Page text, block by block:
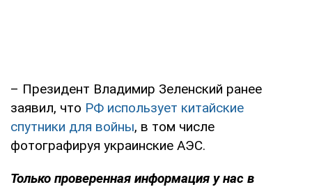
– Президент Владимир Зеленский ранее
заявил, что РФ использует китайские
спутники для войны, в том числе
фотографируя украинские АЭС.
Только проверенная информация у нас в